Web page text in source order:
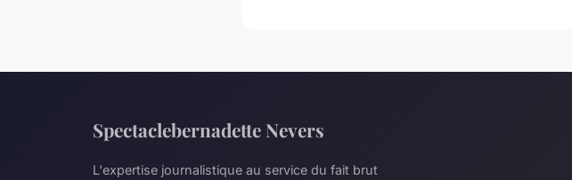
Spectaclebernadette Nevers
L'expertise journalistique au service du fait brut